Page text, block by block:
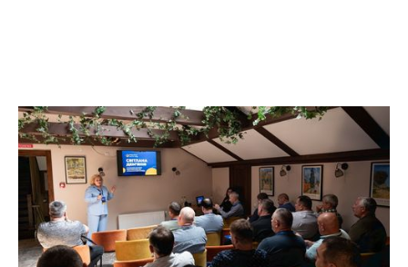
«Енергія змін»: як не проспати
енергетичний перехід | м.
Тернопіль
«Енергія змін» — це відкрита розмова бізнесу,
влади та енергетичних фахівців про те, як діяти
вже сьогодні, щоб знизити витрати, уникнути
ризиків і впевнено рухатися до майбутнього.